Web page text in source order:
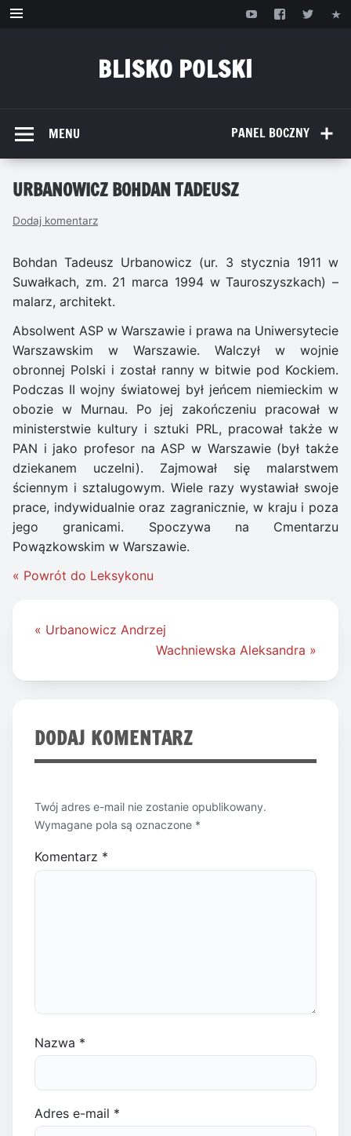
Przejdź
BLISKO POLSKI
PANEL BOCZNY
MENU
URBANOWICZ BOHDAN TADEUSZ
Dodaj komentarz
Bohdan Tadeusz Urbanowicz (ur. 3 stycznia 1911 w
Suwałkach, zm. 21 marca 1994 w Tauroszyszkach) –
malarz, architekt.
Absolwent ASP w Warszawie i prawa na Uniwersytecie
Warszawskim w Warszawie. Walczył w wojnie
obronnej Polski i został ranny w bitwie pod Kockiem.
Podczas II wojny światowej był jeńcem niemieckim w
obozie w Murnau. Po jej zakończeniu pracował w
ministerstwie kultury i sztuki PRL, pracował także w
PAN i jako profesor na ASP w Warszawie (był także
dziekanem uczelni). Zajmował się malarstwem
ściennym i sztalugowym. Wiele razy wystawiał swoje
prace, indywidualnie oraz zagranicznie, w kraju i poza
jego granicami. Spoczywa na Cmentarzu
Powązkowskim w Warszawie.
« Powrót do Leksykonu
Nawigacja
« Urbanowicz Andrzej
Wachniewska Aleksandra »
DODAJ KOMENTARZ
Twój adres e-mail nie zostanie opublikowany.
Wymagane pola są oznaczone *
Komentarz *
Nazwa *
Adres e-mail *